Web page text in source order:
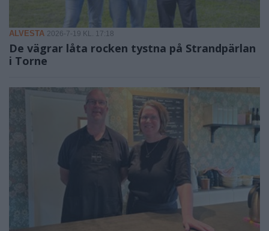
ALVESTA 2026-7-19 KL. 17:18
De vägrar låta rocken tystna på Strandpärlan
i Torne